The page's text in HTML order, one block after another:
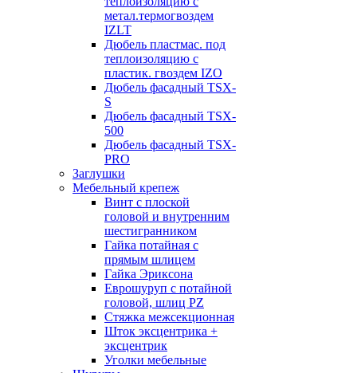
метал.термогвоздем
IZLT
Дюбель пластмас. под
теплоизоляцию с
пластик. гвоздем IZO
Дюбель фасадный TSX-
S
Дюбель фасадный TSX-
500
Дюбель фасадный TSX-
PRO
Заглушки
Мебельный крепеж
Винт с плоской
головой и внутренним
шестигранником
Гайка потайная с
прямым шлицем
Гайка Эриксона
Еврошуруп с потайной
головой, шлиц PZ
Стяжка межсекционная
Шток эксцентрика +
эксцентрик
Уголки мебельные